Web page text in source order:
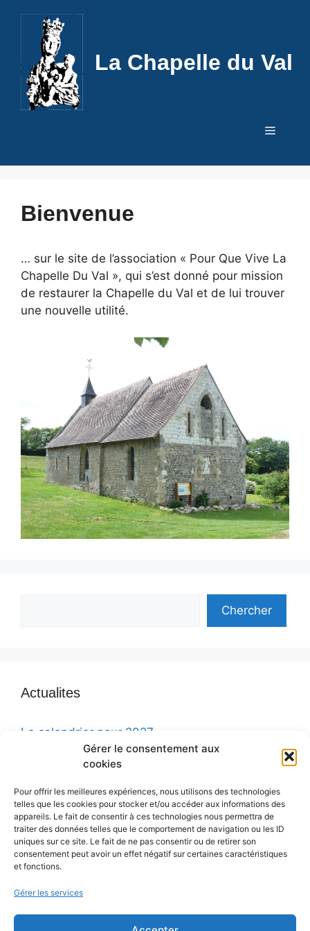
Gérer le consentement aux
cookies
Pour offrir les meilleures expériences, nous utilisons des technologies
telles que les cookies pour stocker et/ou accéder aux informations des
appareils. Le fait de consentir à ces technologies nous permettra de
traiter des données telles que le comportement de navigation ou les ID
uniques sur ce site. Le fait de ne pas consentir ou de retirer son
consentement peut avoir un effet négatif sur certaines caractéristiques
et fonctions.
Gérer les services
contenu
La Chapelle du Val
Menu
Bienvenue
… sur le site de l’association « Pour Que Vive La
Chapelle Du Val », qui s’est donné pour mission
de restaurer la Chapelle du Val et de lui trouver
une nouvelle utilité.
Chercher
Actualites
Le calendrier pour 2027
PV de Assemblée Générale du 13 Juin 2026
Progrès dans la sauvegarde de la chapelle
Le calendrier pour 2025